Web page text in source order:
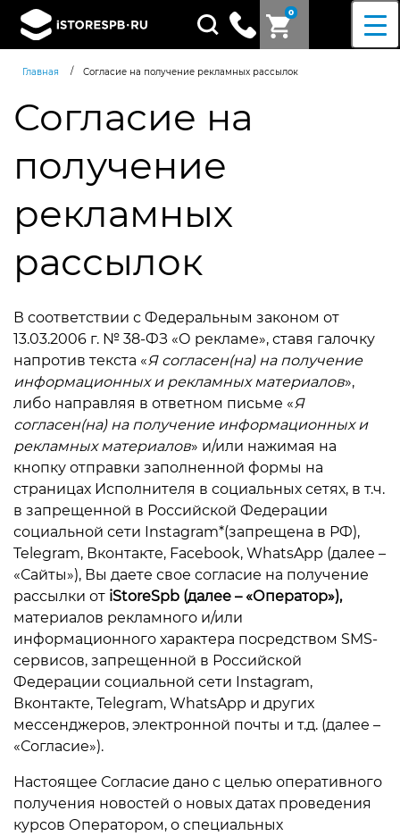
0
Поиск
товаров
Главная / Согласие на получение рекламных рассылок
Согласие на
получение
рекламных
рассылок
В соответствии с Федеральным законом от
13.03.2006 г. № 38-ФЗ «О рекламе», ставя галочку
напротив текста «Я согласен(на) на получение
информационных и рекламных материалов»,
либо направляя в ответном письме «Я
согласен(на) на получение информационных и
рекламных материалов» и/или нажимая на
кнопку отправки заполненной формы на
страницах Исполнителя в социальных сетях, в т.ч.
в запрещенной в Российской Федерации
социальной сети Instagram*(запрещена в РФ),
Telegram, Вконтакте, Facebook, WhatsApp (далее –
«Сайты»), Вы даете свое согласие на получение
рассылки от iStoreSpb (далее – «Оператор»),
материалов рекламного и/или
информационного характера посредством SMS-
сервисов, запрещенной в Российской
Федерации социальной сети Instagram,
Вконтакте, Telegram, WhatsApp и других
мессенджеров, электронной почты и т.д. (далее –
«Согласие»).
Настоящее Согласие дано с целью оперативного
получения новостей о новых датах проведения
курсов Оператором, о специальных
Согласен cполитикой
конфиденциальности
+7 812 318-40-14
(c 10:00 до 21:00, без
выходных)